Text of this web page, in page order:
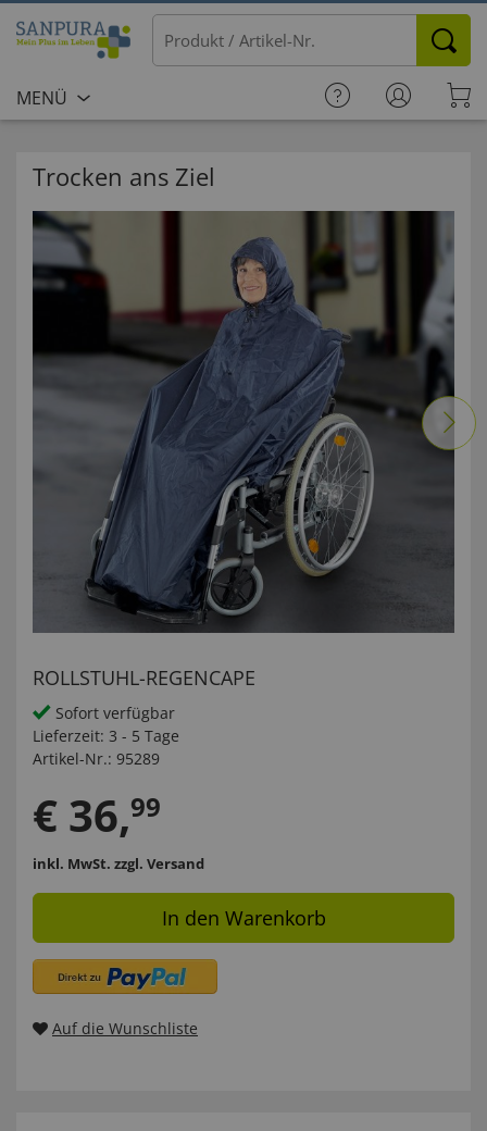
MENÜ
Trocken ans Ziel
ROLLSTUHL-REGENCAPE
Sofort verfügbar
Lieferzeit: 3 - 5 Tage
Artikel-Nr.: 95289
€ 36,99
inkl. MwSt. zzgl. Versand
In den Warenkorb
Auf die Wunschliste